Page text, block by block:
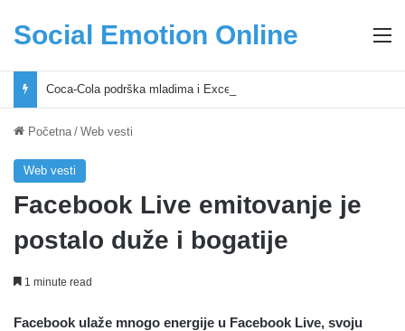
Social Emotion Online
Početna / Web vesti
Web vesti
Facebook Live emitovanje je
postalo duže i bogatije
1 minute read
Facebook ulaže mnogo energije u Facebook Live, svoju